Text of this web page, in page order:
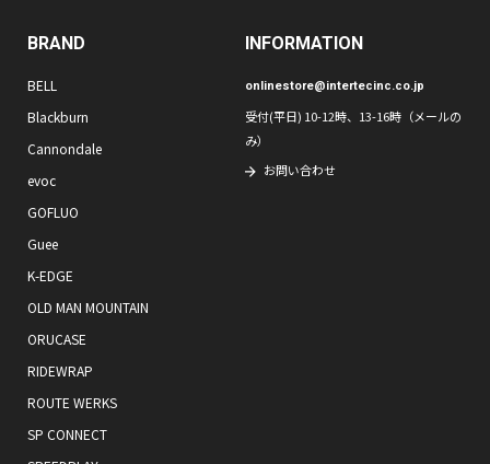
BRAND
BELL
Blackburn
Cannondale
evoc
GOFLUO
Guee
K-EDGE
OLD MAN MOUNTAIN
ORUCASE
RIDEWRAP
ROUTE WERKS
SP CONNECT
INFORMATION
onlinestore@intertecinc.co.jp
受付(平日) 10-12時、13-16時（メールの
み）
お問い合わせ